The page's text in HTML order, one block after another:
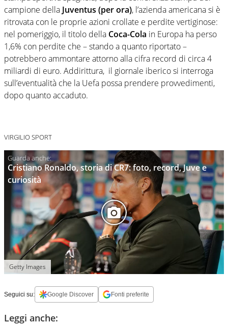
campione della Juventus (per ora), l’azienda americana si è
ritrovata con le proprie azioni crollate e perdite vertiginose:
nel pomeriggio, il titolo della Coca-Cola in Europa ha perso
1,6% con perdite che – stando a quanto riportato –
potrebbero ammontare attorno alla cifra record di circa 4
miliardi di euro. Addirittura, il giornale iberico si interroga
sull’eventualità che la Uefa possa prendere provvedimenti,
dopo quanto accaduto.
VIRGILIO SPORT
Cristiano Ronaldo, storia di CR7: foto, record, Juve e
curiosità
Getty Images
Seguici su: Google Discover Fonti preferite
Leggi anche: